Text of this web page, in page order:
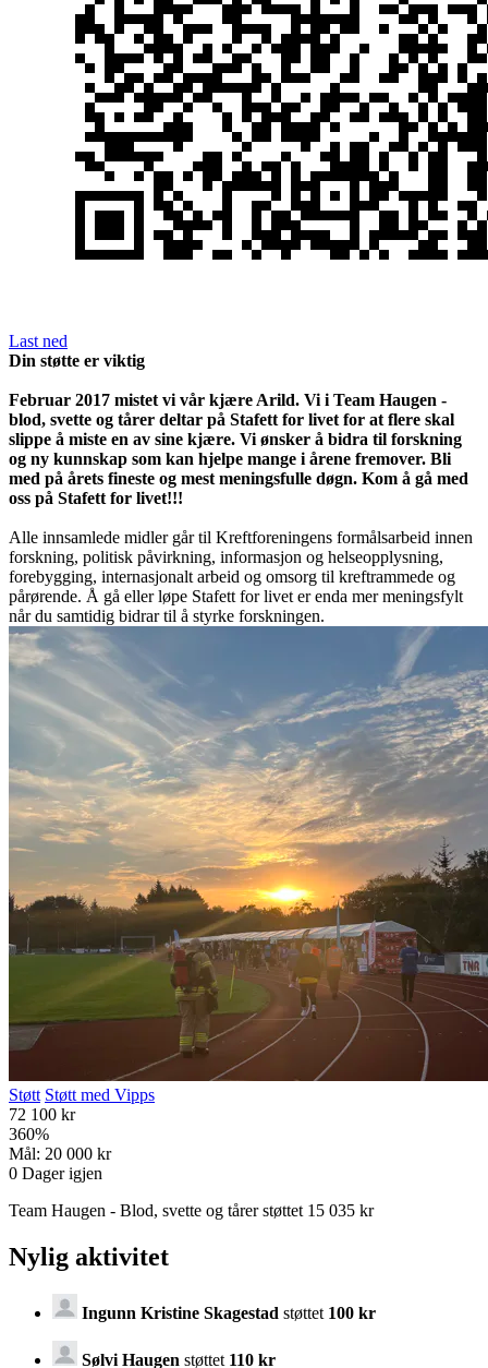
Last ned
Din støtte er viktig
Februar 2017 mistet vi vår kjære Arild. Vi i Team Haugen -
blod, svette og tårer deltar på Stafett for livet for at flere skal
slippe å miste en av sine kjære. Vi ønsker å bidra til forskning
og ny kunnskap som kan hjelpe mange i årene fremover. Bli
med på årets fineste og mest meningsfulle døgn. Kom å gå med
oss på Stafett for livet!!!
Alle innsamlede midler går til Kreftforeningens formålsarbeid innen
forskning, politisk påvirkning, informasjon og helseopplysning,
forebygging, internasjonalt arbeid og omsorg til kreftrammede og
pårørende. Å gå eller løpe Stafett for livet er enda mer meningsfylt
når du samtidig bidrar til å styrke forskningen.
Støtt Støtt med Vipps
72 100 kr
360%
Mål: 20 000 kr
0 Dager igjen
Team Haugen - Blod, svette og tårer støttet 15 035 kr
Nylig aktivitet
Ingunn Kristine Skagestad støttet 100 kr
Sølvi Haugen støttet 110 kr